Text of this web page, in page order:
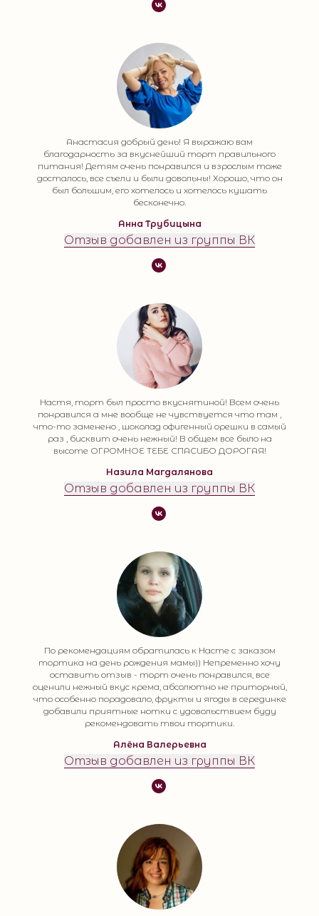
Анастасия добрый день! Я выражаю вам
благодарность за вкуснейший торт правильного
питания! Детям очень понравился и взрослым тоже
досталось, все съели и были довольны! Хорошо, что он
был большим, его хотелось и хотелось кушать
бесконечно.
Анна Трубицына
Отзыв добавлен из группы ВК
Настя, торт был просто вкуснятиной! Всем очень
понравился а мне вообще не чувствуется что там ,
что-то заменено , шоколад офигенный орешки в самый
раз , бисквит очень нежный! В общем все было на
высоте ОГРОМНОЕ ТЕБЕ СПАСИБО ДОРОГАЯ!
Назила Магдалянова
Отзыв добавлен из группы ВК
По рекомендациям обратилась к Насте с заказом
тортика на день рождения мамы)) Непременно хочу
оставить отзыв - торт очень понравился, все
оценили нежный вкус крема, абсолютно не приторный,
что особенно порадовало, фрукты и ягоды в серединке
добавили приятные нотки с удовольствием буду
рекомендовать твои тортики.
Алёна Валерьевна
Отзыв добавлен из группы ВК